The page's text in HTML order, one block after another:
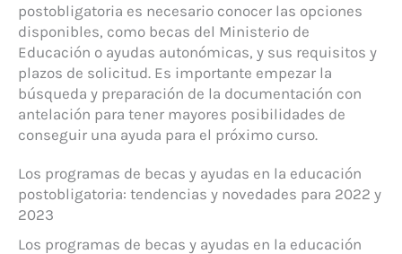
postobligatoria es necesario conocer las opciones
disponibles, como becas del Ministerio de
Educación o ayudas autonómicas, y sus requisitos y
plazos de solicitud. Es importante empezar la
búsqueda y preparación de la documentación con
antelación para tener mayores posibilidades de
conseguir una ayuda para el próximo curso.
Los programas de becas y ayudas en la educación
postobligatoria: tendencias y novedades para 2022 y
2023
Los programas de becas y ayudas en la educación